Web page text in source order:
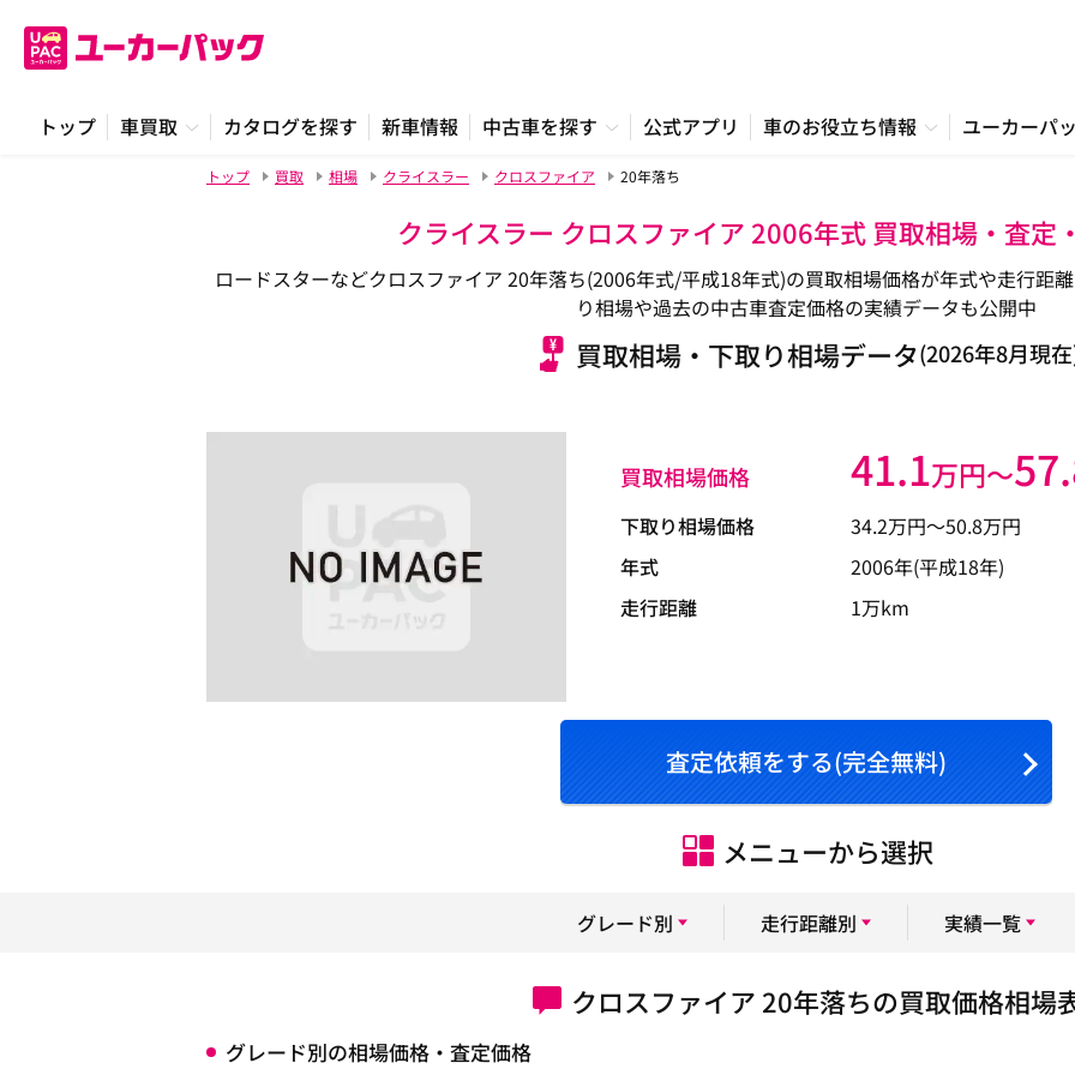
トップ 車買取 カタログを探す 新車情報 中古車を探す 公式アプリ 車のお役立ち情報 ユーカーパ
トップ 買取 相場 クライスラー クロスファイア 20年落ち
クライスラー クロスファイア 2006年式 買取相場・査定
ロードスターなどクロスファイア 20年落ち(2006年式/平成18年式)の買取相場価格が年式や走行距
り相場や過去の中古車査定価格の実績データも公開中
買取相場・下取り相場データ(2026年8月現
買取相場価格 41.1万円〜
下取り相場価格 34.2万円〜50.8万円
年式
2006年(平成18年)
走行距離
1万km
査定依頼をする(完全無料)
メニューから選択
グレード別 走行距離別 実績一覧
クロスファイア 20年落ちの買取価格相場
グレード別の相場価格・査定価格